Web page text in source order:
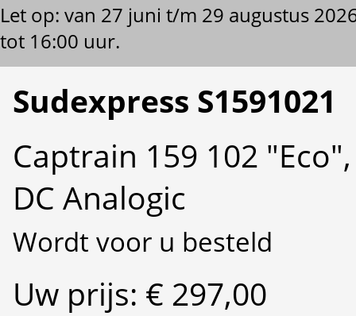
Let op: van 27 juni t/m 29 augustus
tot 16:00 uur.
Sudexpress S1591021
Captrain 159 102 "Eco",
DC Analogic
Wordt voor u besteld
Uw prijs: € 297,00